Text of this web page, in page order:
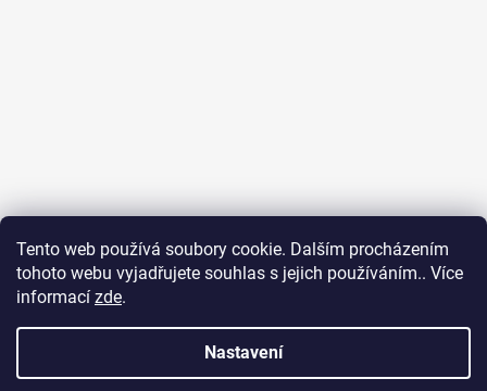
Tento web používá soubory cookie. Dalším procházením
tohoto webu vyjadřujete souhlas s jejich používáním.. Více
informací zde.
Nastavení
Icons on this website are under license (Icons 8)
Vytvořil Shoptet